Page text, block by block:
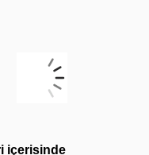
içerisinde